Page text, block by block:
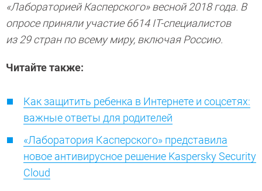
«Лабораторией Касперского» весной 2018 года. В
опросе приняли участие 6614 IT-специалистов
из 29 стран по всему миру, включая Россию.
Читайте также:
Как защитить ребенка в Интернете и соцсетях:
важные ответы для родителей
«Лаборатория Касперского» представила
новое антивирусное решение Kaspersky Security
Cloud